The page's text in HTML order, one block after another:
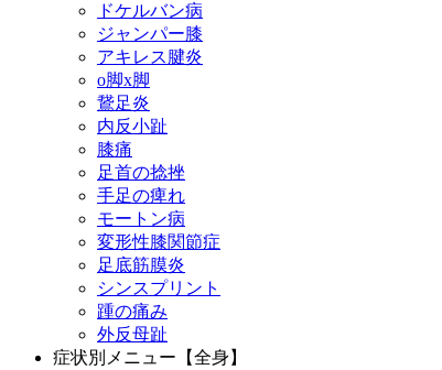
ドケルバン病
ジャンパー膝
アキレス腱炎
o脚x脚
鵞足炎
内反小趾
膝痛
足首の捻挫
手足の痺れ
モートン病
変形性膝関節症
足底筋膜炎
シンスプリント
踵の痛み
外反母趾
症状別メニュー【全身】